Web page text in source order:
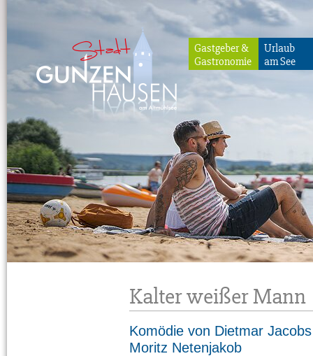
Gunzenhausen
Gastgeber &
Gastronomie
Urlaub
am See
Kalter weißer Mann
Komödie von Dietmar
Moritz Netenjakob